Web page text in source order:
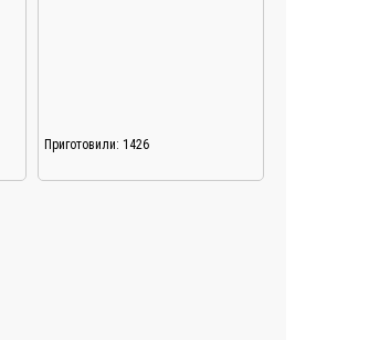
Приготовили: 1426